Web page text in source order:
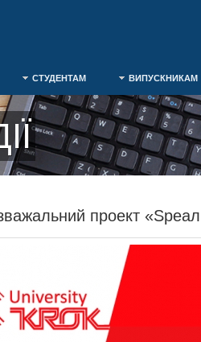
СТУДЕНТАМ ВИПУСКНИКАМ
проект